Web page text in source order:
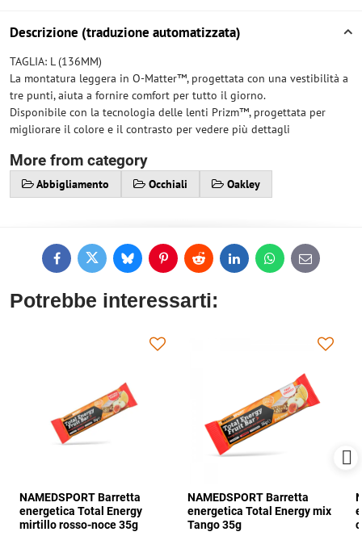
Descrizione (traduzione automatizzata)
TAGLIA: L (136MM)
La montatura leggera in O-Matter™, progettata con una vestibilità a
tre punti, aiuta a fornire comfort per tutto il giorno.
Disponibile con la tecnologia delle lenti Prizm™, progettata per
migliorare il colore e il contrasto per vedere più dettagli
More from category
Abbigliamento Occhiali Oakley
FacebookTwitterBlueskyPinterestReddit LinkedInWhatsApp
E-
mail
Potrebbe interessarti:
NAMEDSPORT Barretta
energetica Total Energy
mirtillo rosso-noce 35g
NAMEDSPORT Barretta
energetica Total Energy mix
Tango 35g